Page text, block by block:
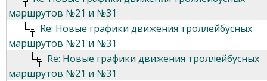
маршрутов №21 и №31
Re: Новые графики движения троллейбусных
маршрутов №21 и №31
Re: Новые графики движения троллейбусных
маршрутов №21 и №31